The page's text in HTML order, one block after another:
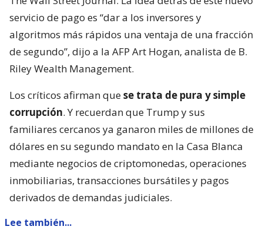
servicio de pago es “dar a los inversores y
algoritmos más rápidos una ventaja de una fracción
de segundo”, dijo a la AFP Art Hogan, analista de B.
Riley Wealth Management.
Los críticos afirman quese trata de pura y simple
corrupción. Y recuerdan que Trump y sus
familiares cercanos ya ganaron miles de millones de
dólares en su segundo mandato en la Casa Blanca
mediante negocios de criptomonedas, operaciones
inmobiliarias, transacciones bursátiles y pagos
derivados de demandas judiciales.
Lee también...